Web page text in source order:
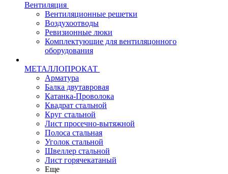
Вентиляция
Вентиляционные решетки
Воздухоотводы
Ревизионные люки
Комплектующие для вентиляцонного
оборудования
МЕТАЛЛОПРОКАТ
Арматура
Балка двутавровая
Катанка-Проволока
Квадрат стальной
Круг стальной
Лист просечно-вытяжной
Полоса стальная
Уголок стальной
Швеллер стальной
Лист горячекатаный
Еще